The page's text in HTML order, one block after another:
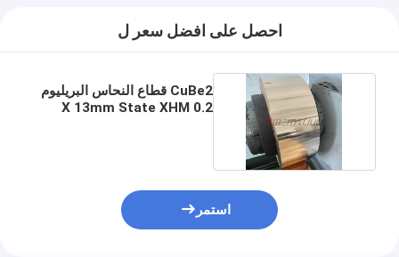
احصل على افضل سعر ل
CuBe2 قطاع النحاس البريليوم
0.2 X 13mm State XHM
استمر